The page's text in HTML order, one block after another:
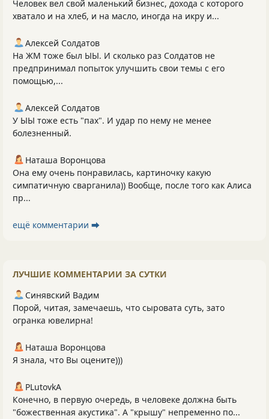
Человек вел свой маленький бизнес, дохода с которого
хватало и на хлеб, и на масло, иногда на икру и...
Алексей Солдатов
На ЖМ тоже был ЫЫ. И сколько раз Солдатов не
предпринимал попыток улучшить свои темы с его
помощью,...
Алексей Солдатов
У ЫЫ тоже есть "пах". И удар по нему не менее
болезненный.
Наташа Воронцова
Она ему очень понравилась, картиночку какую
симпатичную сварганила)) Вообще, после того как Алиса
пр...
ещё комментарии ⮕
ЛУЧШИЕ КОММЕНТАРИИ ЗА СУТКИ
Синявский Вадим
Порой, читая, замечаешь, что сыровата суть, зато
огранка ювелирна!
Наташа Воронцова
Я знала, что Вы оцените)))
PLutоvkА
Конечно, в первую очередь, в человеке должна быть
"божественная акустика". А "крышу" непременно по...